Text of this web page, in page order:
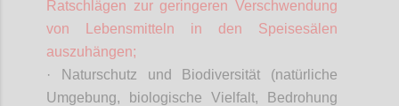
Ratschlägen zur geringeren Verschwendung
von Lebensmitteln in den Speisesälen
auszuhängen;
· Naturschutz und Biodiversität (natürliche
Umgebung, biologische Vielfalt, Bedrohung